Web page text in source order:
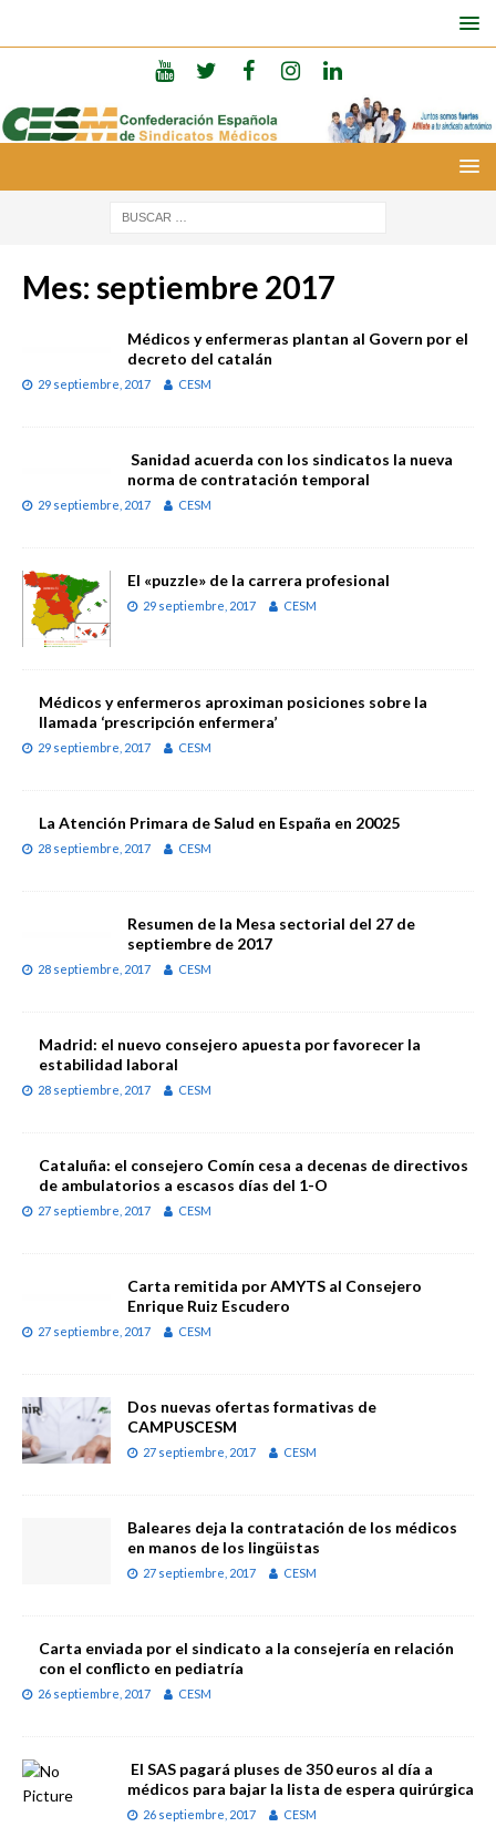
Mes: septiembre 2017
Médicos y enfermeras plantan al Govern por el
decreto del catalán
29 septiembre, 2017 CESM
Sanidad acuerda con los sindicatos la nueva
norma de contratación temporal
29 septiembre, 2017 CESM
El «puzzle» de la carrera profesional
29 septiembre, 2017 CESM
Médicos y enfermeros aproximan posiciones sobre la
llamada ‘prescripción enfermera’
29 septiembre, 2017 CESM
La Atención Primara de Salud en España en 20025
28 septiembre, 2017 CESM
Resumen de la Mesa sectorial del 27 de
septiembre de 2017
28 septiembre, 2017 CESM
Madrid: el nuevo consejero apuesta por favorecer la
estabilidad laboral
28 septiembre, 2017 CESM
Cataluña: el consejero Comín cesa a decenas de directivos
de ambulatorios a escasos días del 1-O
27 septiembre, 2017 CESM
Carta remitida por AMYTS al Consejero
Enrique Ruiz Escudero
27 septiembre, 2017 CESM
Dos nuevas ofertas formativas de
CAMPUSCESM
27 septiembre, 2017 CESM
Baleares deja la contratación de los médicos
en manos de los lingüistas
27 septiembre, 2017 CESM
Carta enviada por el sindicato a la consejería en relación
con el conflicto en pediatría
26 septiembre, 2017 CESM
El SAS pagará pluses de 350 euros al día a
médicos para bajar la lista de espera quirúrgica
26 septiembre, 2017 CESM